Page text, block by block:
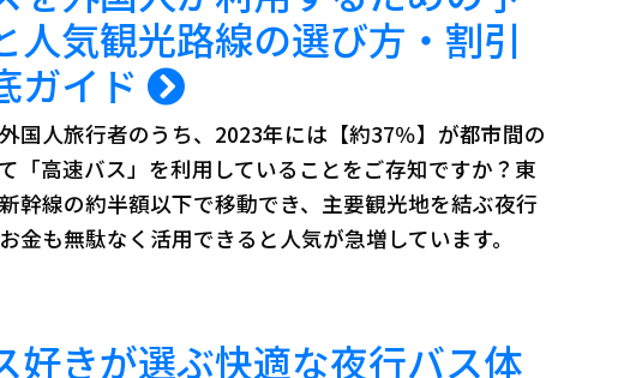
人気観光路線の選び方・割引
ガイド
国人旅行者のうち、2023年には【約37％】が都市間の
「高速バス」を利用していることをご存知ですか？東
幹線の約半額以下で移動でき、主要観光地を結ぶ夜行
金も無駄なく活用できると人気が急増しています。
好きが選ぶ快適な夜行バス体